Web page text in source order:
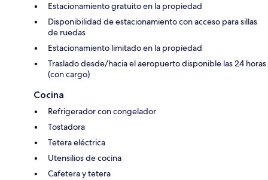
Estacionamiento gratuito en la propiedad
Disponibilidad de estacionamiento con acceso para sillas
de ruedas
Estacionamiento limitado en la propiedad
Traslado desde/hacia el aeropuerto disponible las 24 horas
(con cargo)
Cocina
Refrigerador con congelador
Tostadora
Tetera eléctrica
Utensilios de cocina
Cafetera y tetera